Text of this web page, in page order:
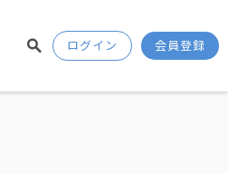
ログイン 会員登録